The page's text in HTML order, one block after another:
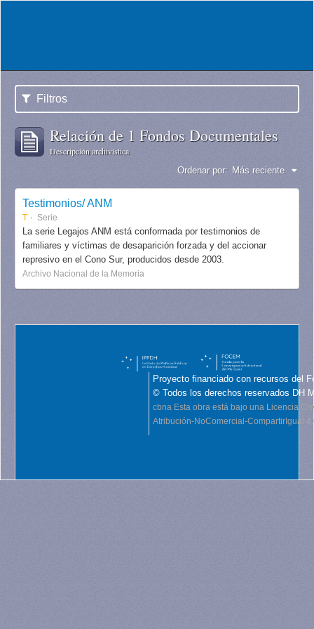
Filtros
Relación de 1 Fondos Documentales
Descripción archivística
Ordenar por: Más reciente
Testimonios/ ANM
T Serie
La serie Legajos ANM está conformada por testimonios de
familiares y víctimas de desaparición forzada y del accionar
represivo en el Cono Sur, producidos desde 2003.
Archivo Nacional de la Memoria
Proyecto financiado con recursos del
© Todos los derechos reservados DH
cbna Esta obra está bajo una Licencia
Atribución-NoComercial-CompartirIgual